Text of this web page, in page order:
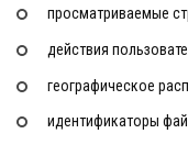
просматриваемые
действия
географическое
идентификаторы